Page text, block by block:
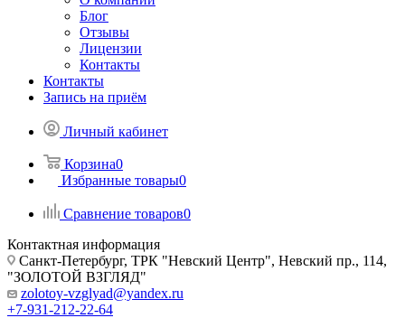
Блог
Отзывы
Лицензии
Контакты
Контакты
Запись на приём
Личный кабинет
Корзина0
Избранные товары0
Сравнение товаров0
Контактная информация
Санкт-Петербург, ТРК "Невский Центр", Невский пр., 114,
"ЗОЛОТОЙ ВЗГЛЯД"
zolotoy-vzglyad@yandex.ru
+7-931-212-22-64